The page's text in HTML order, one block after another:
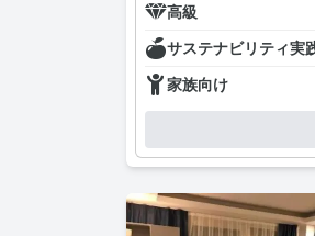
高級
サステナビリティ実
家族向け